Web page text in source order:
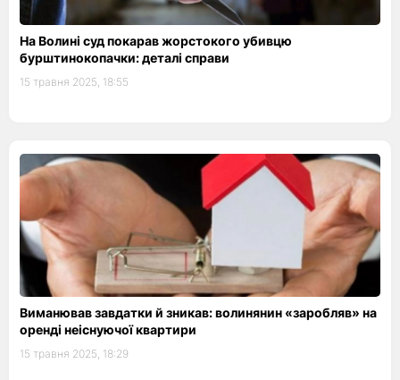
На Волині суд покарав жорстокого убивцю
бурштинокопачки: деталі справи
15 травня 2025, 18:55
Виманював завдатки й зникав: волинянин «заробляв» на
оренді неіснуючої квартири
15 травня 2025, 18:29